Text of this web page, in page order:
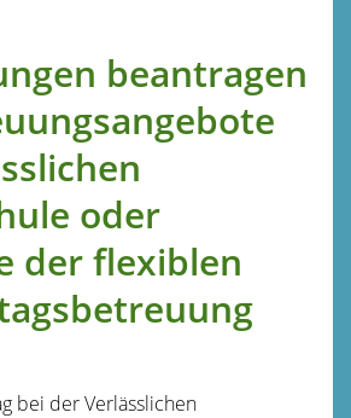
beantragen
oder
der flexiblen
bei der Verlässlichen